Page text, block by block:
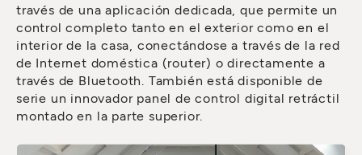
través de una aplicación dedicada, que permite un
control completo tanto en el exterior como en el
interior de la casa, conectándose a través de la red
de Internet doméstica (router) o directamente a
través de Bluetooth. También está disponible de
serie un innovador panel de control digital retráctil
montado en la parte superior.